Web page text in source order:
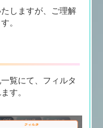
しますが、ご理解
。
覧にて、フィルタ
す。